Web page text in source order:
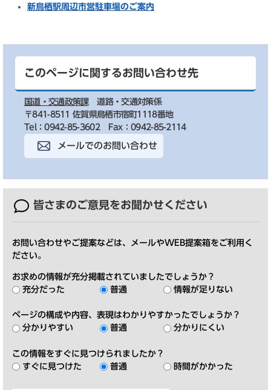
新鳥栖駅周辺市営駐車場のご案内
このページに関するお問い合わせ先
国道・交通政策課
道路・交通対策係
〒841-8511 佐賀県鳥栖市宿町1118番地
Tel：0942-85-3602
Fax：0942-85-2114
メールでのお問い合わせ
皆さまのご意見をお聞かせください
お問い合わせやご提案などは、メールやWEB提案箱をご利用く
ださい。
お求めの情報が充分掲載されていましたでしょうか？
充分だった
普通 情報が足りない
ページの構成や内容、表現はわかりやすかったでしょうか？
分かりやすい
普通 分かりにくい
この情報をすぐに見つけられましたか？
すぐに見つけた
普通 時間がかかった